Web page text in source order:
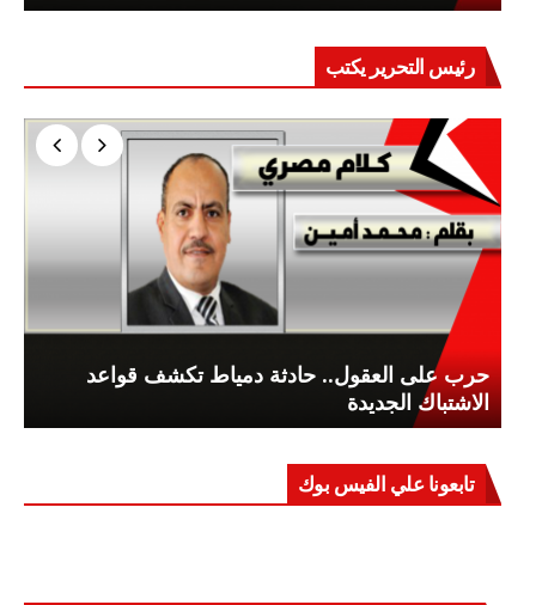
رئيس التحرير يكتب
حرب على العقول.. حادثة دمياط تكشف قواعد
الاشتباك الجديدة
تابعونا علي الفيس بوك